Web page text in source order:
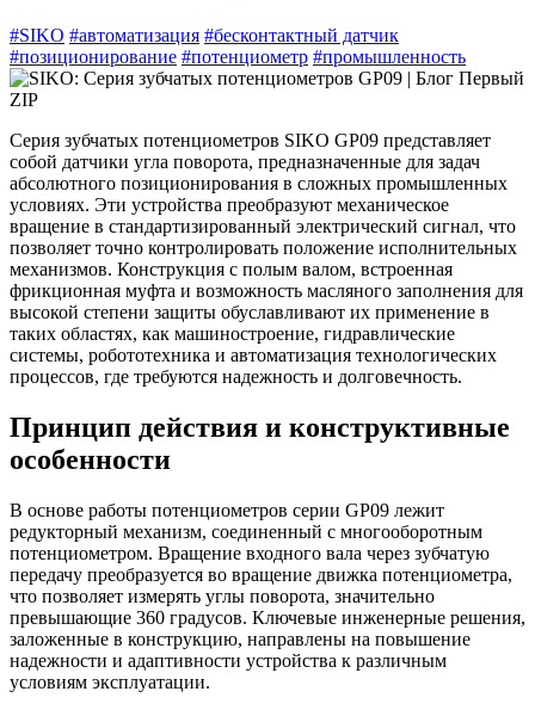
#SIKO #автоматизация #бесконтактный датчик
#позиционирование #потенциометр #промышленность
Серия зубчатых потенциометров SIKO GP09 представляет
собой датчики угла поворота, предназначенные для задач
абсолютного позиционирования в сложных промышленных
условиях. Эти устройства преобразуют механическое
вращение в стандартизированный электрический сигнал, что
позволяет точно контролировать положение исполнительных
механизмов. Конструкция с полым валом, встроенная
фрикционная муфта и возможность масляного заполнения для
высокой степени защиты обуславливают их применение в
таких областях, как машиностроение, гидравлические
системы, робототехника и автоматизация технологических
процессов, где требуются надежность и долговечность.
Принцип действия и конструктивные
особенности
В основе работы потенциометров серии GP09 лежит
редукторный механизм, соединенный с многооборотным
потенциометром. Вращение входного вала через зубчатую
передачу преобразуется во вращение движка потенциометра,
что позволяет измерять углы поворота, значительно
превышающие 360 градусов. Ключевые инженерные решения,
заложенные в конструкцию, направлены на повышение
надежности и адаптивности устройства к различным
условиям эксплуатации.